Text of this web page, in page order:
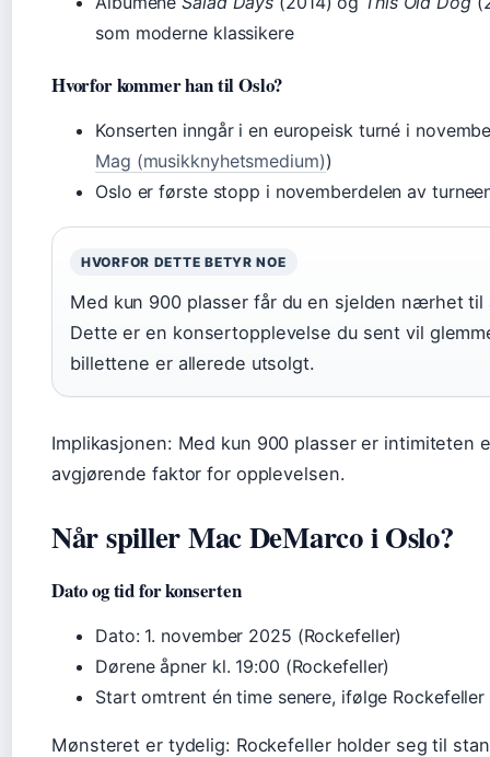
som moderne klassikere
Hvorfor kommer han til Oslo?
Konserten inngår i en europeisk turné i
Mag (musikknyhetsmedium))
Oslo er første stopp i novemberdelen av
HVORFOR DETTE BETYR NOE
Med kun 900 plasser får du en sjelden nærhet
Dette er en konsertopplevelse du sent vil
billettene er allerede utsolgt.
Implikasjonen: Med kun 900 plasser er intimiteten
avgjørende faktor for opplevelsen.
Når spiller Mac DeMarco i Oslo?
Dato og tid for konserten
Dato: 1. november 2025 (Rockefeller)
Dørene åpner kl. 19:00 (Rockefeller)
Start omtrent én time senere, ifølge Rockefeller
Mønsteret er tydelig: Rockefeller holder seg til